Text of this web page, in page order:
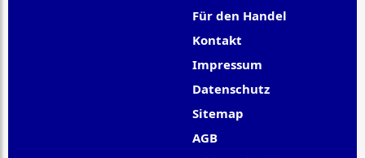
Für den Handel
Kontakt
Impressum
Datenschutz
Sitemap
AGB